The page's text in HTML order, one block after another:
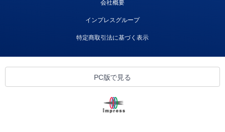
会社概要
インプレスグループ
特定商取引法に基づく表示
PC版で見る